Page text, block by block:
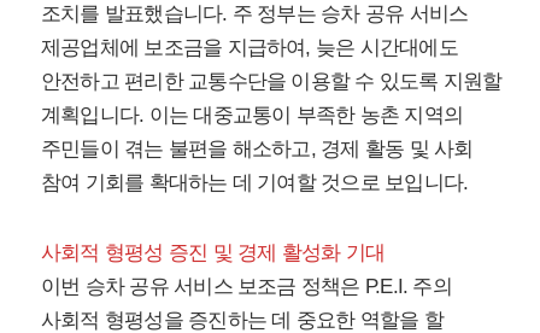
조치를 발표했습니다. 주 정부는 승차 공유 서비스
제공업체에 보조금을 지급하여, 늦은 시간대에도
안전하고 편리한 교통수단을 이용할 수 있도록 지원할
계획입니다. 이는 대중교통이 부족한 농촌 지역의
주민들이 겪는 불편을 해소하고, 경제 활동 및 사회
참여 기회를 확대하는 데 기여할 것으로 보입니다.
사회적 형평성 증진 및 경제 활성화 기대
이번 승차 공유 서비스 보조금 정책은 P.E.I. 주의
사회적 형평성을 증진하는 데 중요한 역할을 할